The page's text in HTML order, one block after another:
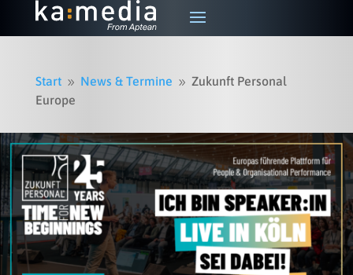
Start 9 News & Termine 9 Zukunft Personal
Europe